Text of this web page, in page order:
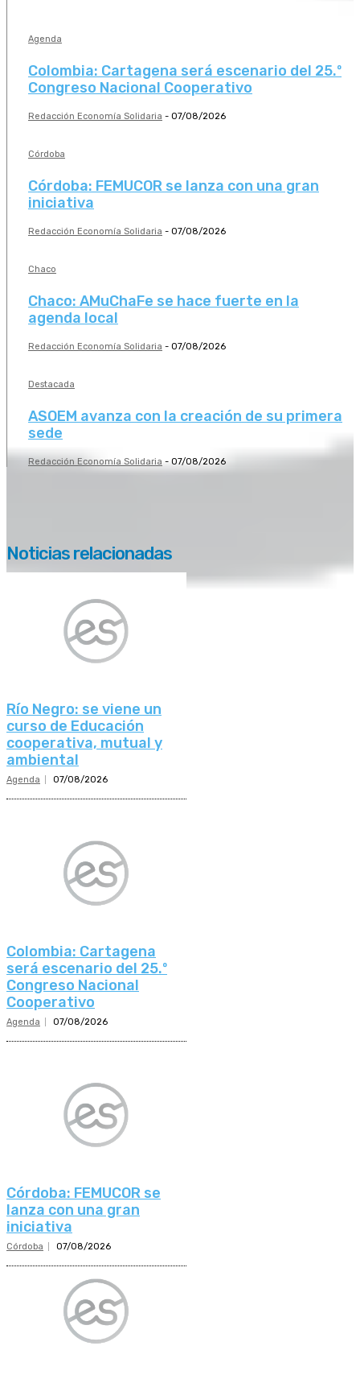
Agenda
Colombia: Cartagena será escenario del 25.º
Congreso Nacional Cooperativo
Redacción Economía Solidaria - 07/08/2026
Córdoba
Córdoba: FEMUCOR se lanza con una gran
iniciativa
Redacción Economía Solidaria - 07/08/2026
Chaco
Chaco: AMuChaFe se hace fuerte en la
agenda local
Redacción Economía Solidaria - 07/08/2026
Destacada
ASOEM avanza con la creación de su primera
sede
Redacción Economía Solidaria - 07/08/2026
Noticias relacionadas
Río Negro: se viene un
curso de Educación
cooperativa, mutual y
ambiental
Agenda 07/08/2026
Colombia: Cartagena
será escenario del 25.º
Congreso Nacional
Cooperativo
Agenda 07/08/2026
Córdoba: FEMUCOR se
lanza con una gran
iniciativa
Córdoba 07/08/2026